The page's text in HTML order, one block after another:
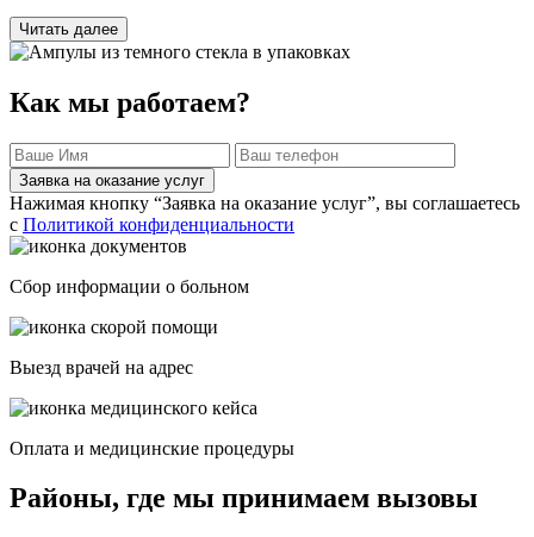
Читать далее
Как мы работаем?
Заявка на оказание услуг
Нажимая кнопку “Заявка на оказание услуг”, вы соглашаетесь
с Политикой конфиденциальности
Сбор информации о больном
Выезд врачей на адрес
Оплата и медицинские процедуры
Районы, где мы принимаем вызовы